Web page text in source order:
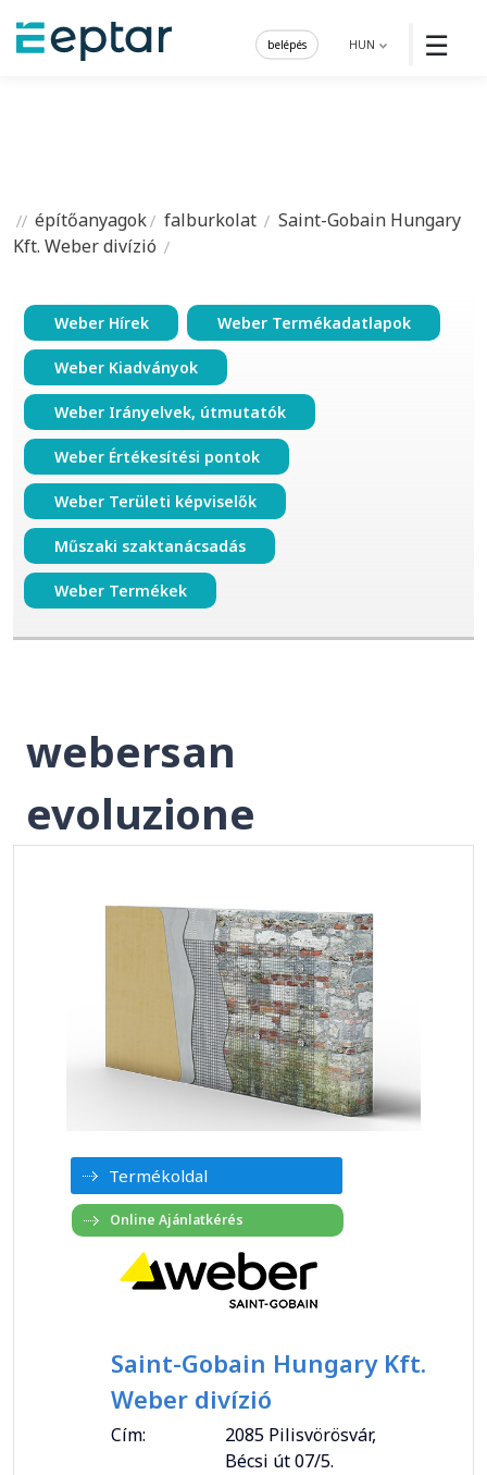
☰
HUN
belépés
építőanyagok falburkolat
Saint-Gobain Hungary
Kft. Weber divízió
Weber Hírek Weber Termékadatlapok
Weber Kiadványok
Weber Irányelvek, útmutatók
Weber Értékesítési pontok
Weber Területi képviselők
Műszaki szaktanácsadás
Weber Termékek
webersan
evoluzione
Termékoldal
Saint-Gobain Hungary Kft.
Weber divízió
Cím:
2085 Pilisvörösvár,
Bécsi út 07/5.